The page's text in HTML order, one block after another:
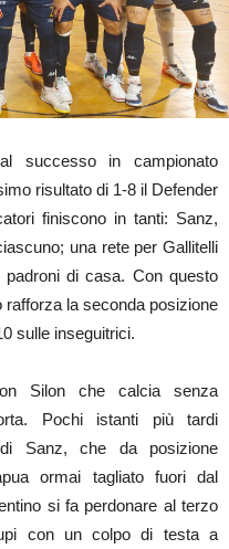
successo in campionato
risultato di 1-8 il Defender
finiscono in tanti: Sanz,
una rete per Gallitelli
di casa. Con questo
la seconda posizione
sulle inseguitrici.
Silon che calcia senza
Pochi istanti più tardi
Sanz, che da posizione
ormai tagliato fuori dal
si fa perdonare al terzo
con un colpo di testa a